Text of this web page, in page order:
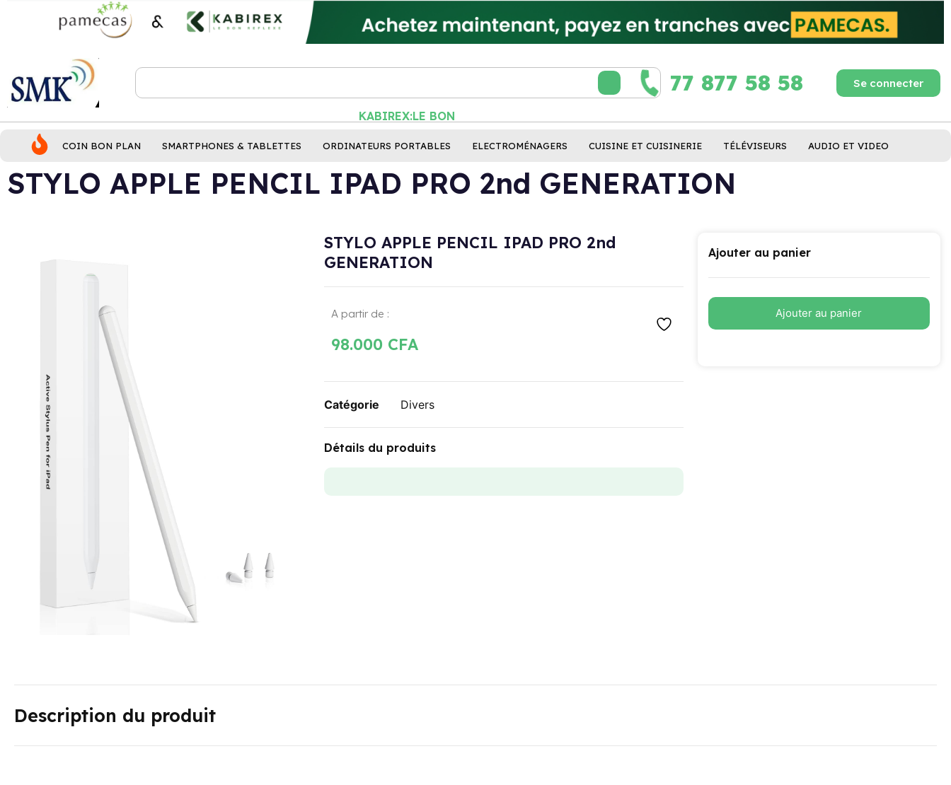
77 877 58 58 Se connecter
KABIREX:LE BON RÉFL
COIN BON PLAN SMARTPHONES & TABLETTES ORDINATEURS PORTABLES ELECTROMÉNAGERS CUISINE ET CUISINERIE TÉLÉVISEURS AUDIO ET VIDEO
STYLO APPLE PENCIL IPAD PRO 2nd GENERATION
STYLO APPLE PENCIL IPAD PRO 2nd
GENERATION
A partir de :
98.000 CFA
Catégorie Divers
Détails du produits
Ajouter au panier
Ajouter au panier
Description du produit